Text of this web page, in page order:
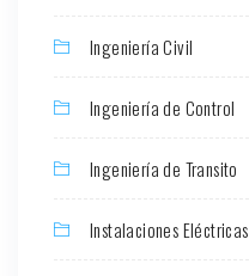
Ingeniería Civil
Ingeniería de Control
Ingeniería de Transito
Instalaciones Eléctricas